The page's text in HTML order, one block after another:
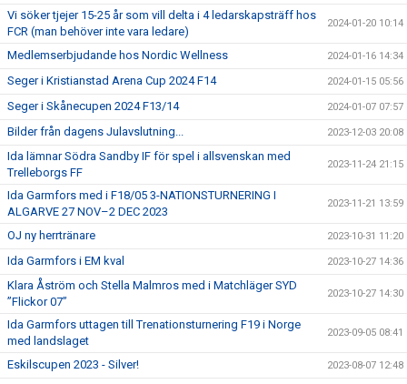
Vi söker tjejer 15-25 år som vill delta i 4 ledarskapsträff hos
FCR (man behöver inte vara ledare)
2024-01-20 10:14
Medlemserbjudande hos Nordic Wellness 2024-01-16 14:34
Seger i Kristianstad Arena Cup 2024 F14 2024-01-15 05:56
Seger i Skånecupen 2024 F13/14 2024-01-07 07:57
Bilder från dagens Julavslutning... 2023-12-03 20:08
Ida lämnar Södra Sandby IF för spel i allsvenskan med
Trelleborgs FF
2023-11-24 21:15
Ida Garmfors med i F18/05 3-NATIONSTURNERING I
ALGARVE 27 NOV–2 DEC 2023
2023-11-21 13:59
OJ ny herrtränare 2023-10-31 11:20
Ida Garmfors i EM kval 2023-10-27 14:36
Klara Åström och Stella Malmros med i Matchläger SYD
”Flickor 07”
2023-10-27 14:30
Ida Garmfors uttagen till Trenationsturnering F19 i Norge
med landslaget
2023-09-05 08:41
Eskilscupen 2023 - Silver! 2023-08-07 12:48